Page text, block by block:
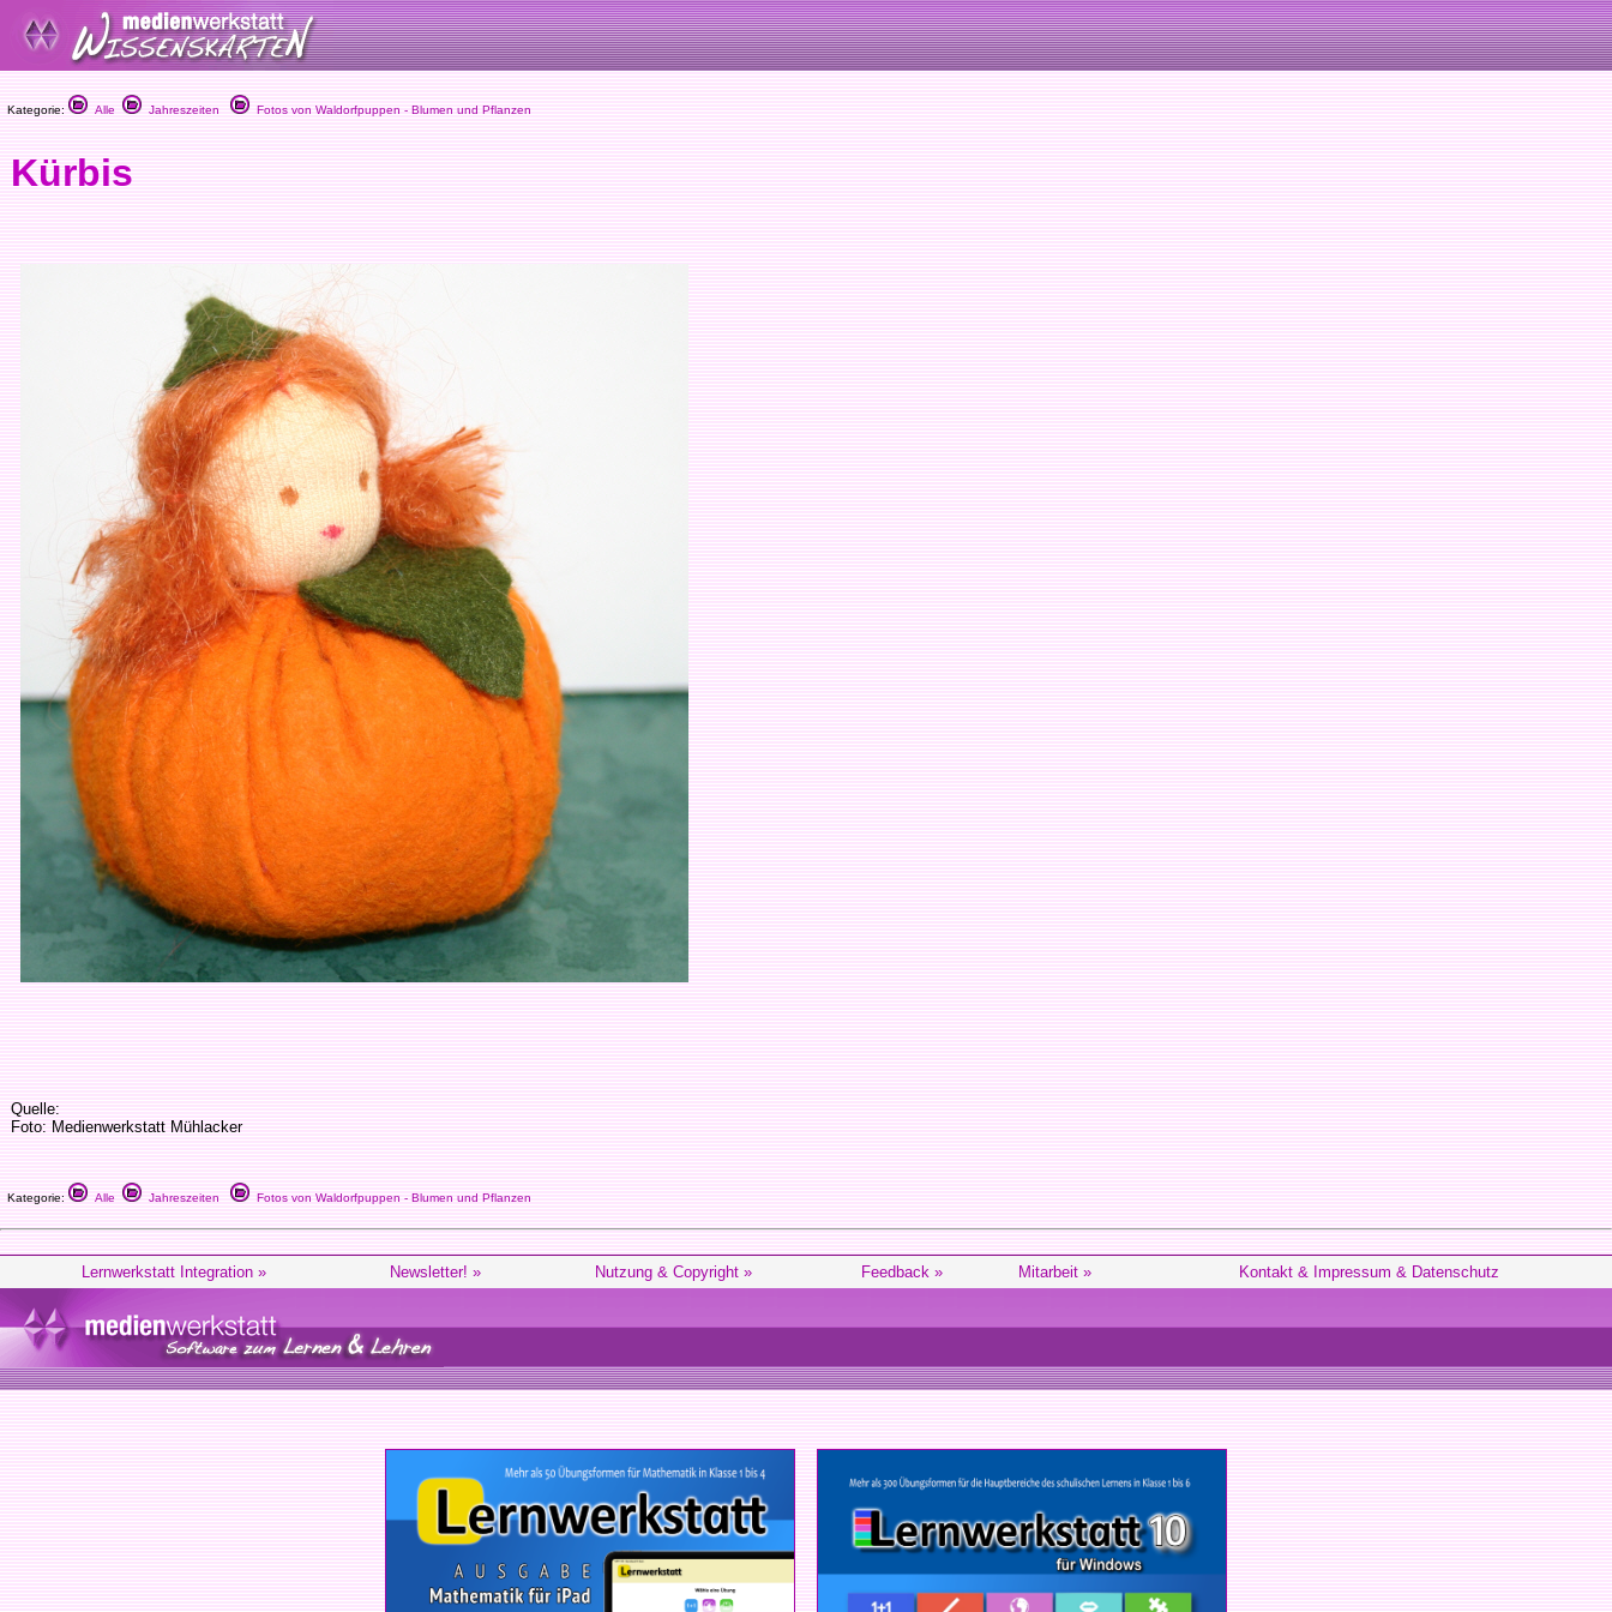
Kategorie: Alle Jahreszeiten Fotos von Waldorfpuppen - Blumen und Pflanzen
Kürbis
Quelle:
Foto: Medienwerkstatt Mühlacker
Kategorie: Alle Jahreszeiten Fotos von Waldorfpuppen - Blumen und Pflanzen
Lernwerkstatt Integration » Newsletter! » Nutzung & Copyright » Feedback » Mitarbeit » Kontakt & Impressum & Datenschutz